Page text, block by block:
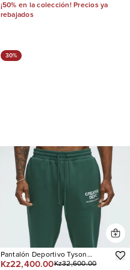
¡50% en la colección! Precios ya
rebajados
30%
Pantalón Deportivo Tyson
Creative Dept Skinny Flare
Kz22,400.00Kz32,600.00